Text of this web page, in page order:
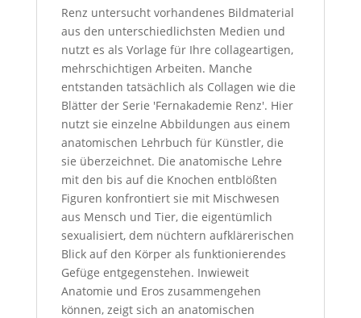
Renz untersucht vorhandenes Bildmaterial
aus den unterschiedlichsten Medien und
nutzt es als Vorlage für Ihre collageartigen,
mehrschichtigen Arbeiten. Manche
entstanden tatsächlich als Collagen wie die
Blätter der Serie 'Fernakademie Renz'. Hier
nutzt sie einzelne Abbildungen aus einem
anatomischen Lehrbuch für Künstler, die
sie überzeichnet. Die anatomische Lehre
mit den bis auf die Knochen entblößten
Figuren konfrontiert sie mit Mischwesen
aus Mensch und Tier, die eigentümlich
sexualisiert, dem nüchtern aufklärerischen
Blick auf den Körper als funktionierendes
Gefüge entgegenstehen. Inwieweit
Anatomie und Eros zusammengehen
können, zeigt sich an anatomischen